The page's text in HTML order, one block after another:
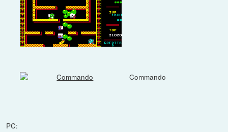
Commando
PC: